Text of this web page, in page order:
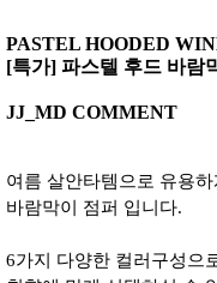
PASTEL HOODED
[특가] 파스텔 후드 바람
JJ_MD COMMENT
여름 살안타템으로 유용
바람막이 점퍼 입니다.
6가지 다양한 컬러구성으